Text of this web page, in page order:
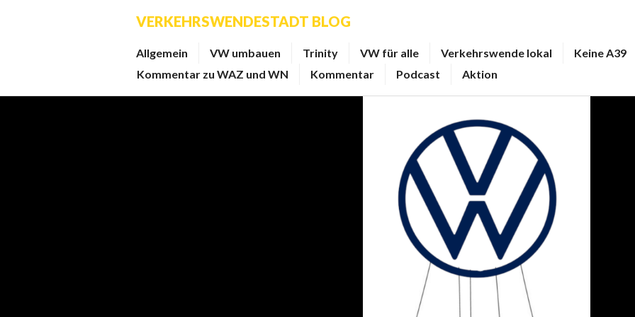
VERKEHRSWENDESTADT BLOG
Allgemein VW umbauen Trinity VW für alle Verkehrswende lokal
Keine A39
Kommentar zu WAZ und WN
Kommentar Podcast Aktion